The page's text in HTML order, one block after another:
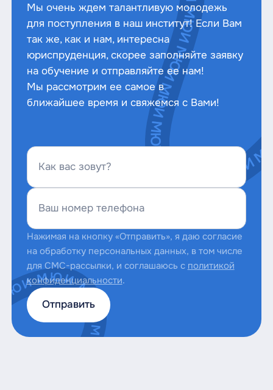
Мы очень ждем талантливую молодежь
для поступления в наш институт! Если Вам
так же, как и нам, интересна
юриспруденция, скорее заполняйте заявку
на обучение и отправляйте ее нам!
Мы рассмотрим ее самое в
ближайшее время и свяжемся с Вами!
Как вас зовут?
Ваш номер телефона
Нажимая на кнопку «Отправить», я даю согласие
на обработку персональных данных, в том числе
для СМС-рассылки, и соглашаюсь с политикой
конфиденциальности.
Отправить